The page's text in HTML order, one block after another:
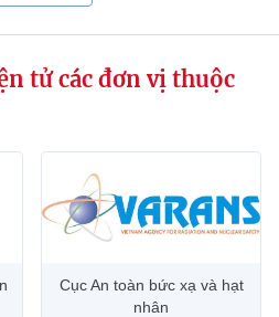
tử các đơn vị thuộc
Cục An toàn bức xạ và hạt
nhân